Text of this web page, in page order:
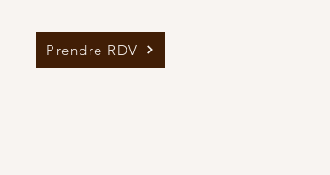
Prendre RDV